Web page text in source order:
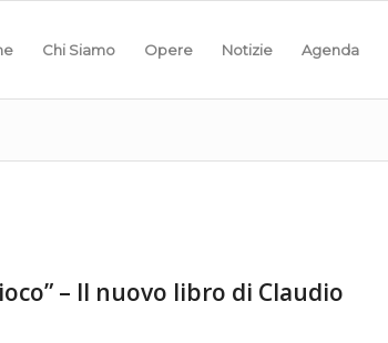
Chi Siamo Opere Notizie Agenda
– Il nuovo libro di Claudio